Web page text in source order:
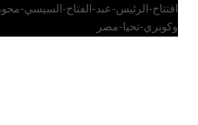
افتتاح-الرئيس-عبد-الفتاح-السيسي-
وكوبري-تحيا-مصر